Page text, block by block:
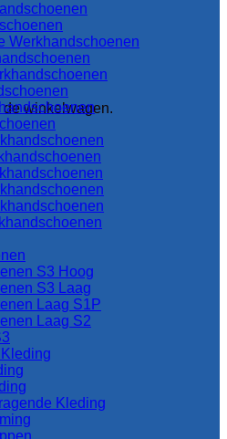
winkelwagen.
Werkhandschoenen
S3 Hoog
S3 Laag
Laag S1P
Laag S2
Kleding